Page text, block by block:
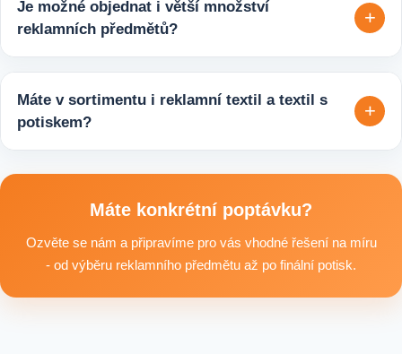
upřesníme doplňující detaily, doporučíme vhodné varianty
Je možné objednat i větší množství
reklamních předmětů?
+
tisíců kusů pro firmy, eventy, gastro provozy nebo dlouhodobé
reklamní kampaně. Připravíme ideální řešení podle rozpočtu,
Máte v sortimentu i reklamní textil a textil s
potiskem?
+
textilní produkty vhodné pro branding, promo akce i firemní
Máte konkrétní poptávku?
Ozvěte se nám a připravíme pro vás vhodné řešení na míru
- od výběru reklamního předmětu až po finální potisk.